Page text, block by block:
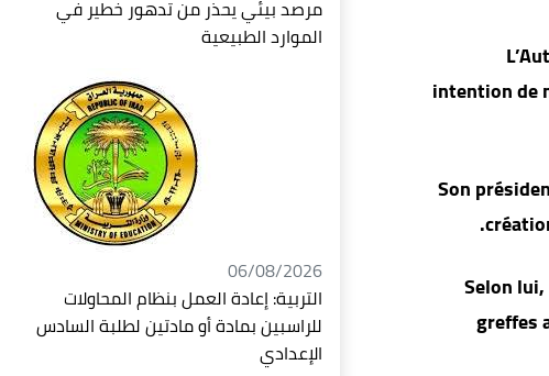
intention de
Son
Selon
greffes
مرصد بيئي يحذر من تدهور خطير في
الموارد الطبيعية
06/08/2026
التربية: إعادة العمل بنظام المحاولات
للراسبين بمادة أو مادتين لطلبة السادس
الإعدادي